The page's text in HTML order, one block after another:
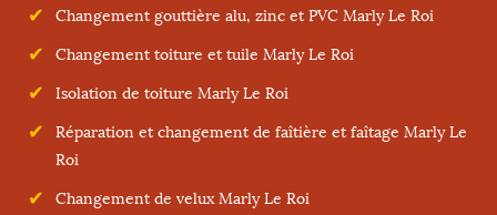
Changement gouttière alu, zinc et PVC Marly Le Roi
Changement toiture et tuile Marly Le Roi
Isolation de toiture Marly Le Roi
Réparation et changement de faîtière et faîtage Marly Le
Roi
Changement de velux Marly Le Roi